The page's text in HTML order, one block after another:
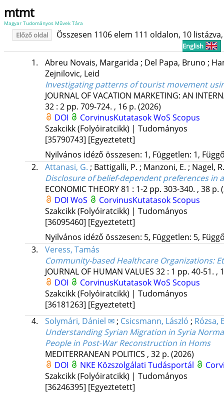
mtmt
Magyar Tudományos Művek Tára
Előző oldal Összesen 1106 elem 111 oldalon, 10
English
1. Abreu Novais, Margarida ; Del Papa, Bruno ;
Zejnilovic, Leid
Investigating patterns of tourist movement
JOURNAL OF VACATION MARKETING: AN
32: 2 pp. 709-724. , 16 p. (2026)
DOI
CorvinusKutatasokWoS Scopus
Szakcikk (Folyóiratcikk) | Tudományos
[35790743] [Egyeztetett]
Nyilvános idéző összesen: 1, Független: 1,
2.
Attanasi, G. ; Battigalli, P. ; Manzoni, E. ; Nagel, R.
Disclosure of belief-dependent preferences in
ECONOMIC THEORY81 : 1-2 pp. 303-340. , 38 p.
DOI WoS CorvinusKutatasokScopus
Szakcikk (Folyóiratcikk) | Tudományos
[36095460] [Egyeztetett]
Nyilvános idéző összesen: 5, Független: 5,
3.
Veress, Tamás
Community-based Healthcare Organizations:
JOURNAL OF HUMAN VALUES 32: 1 pp. 40-51. ,
DOI
CorvinusKutatasokWoS Scopus
Szakcikk (Folyóiratcikk) | Tudományos
[36181263] [Egyeztetett]
4.
Solymári, Dániel ✉; Csicsmann, László ; Rózsa,
Understanding Syrian Migration in Syria
People in Post-War Reconstruction in Homs
MEDITERRANEAN POLITICS , 32 p. (2026)
DOI
NKE Közszolgálati Tudásportál
Szakcikk (Folyóiratcikk) | Tudományos
[36246395] [Egyeztetett]